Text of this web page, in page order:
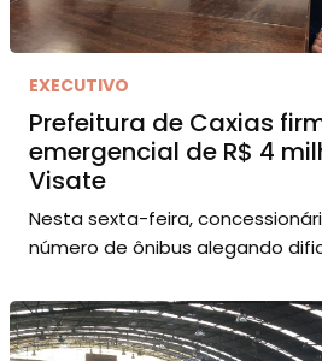
EXECUTIVO
Prefeitura de Caxias
emergencial de R$ 4
Visate
Nesta sexta-feira,
número de ônibus alegando